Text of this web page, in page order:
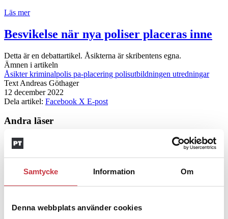
Samtycke Information Om
Denna webbplats använder cookies
Läs mer
Besvikelse när nya poliser placeras inne
Detta är en debattartikel. Åsikterna är skribentens egna.
Ämnen i artikeln
Åsikterkriminalpolis pa-placering polisutbildningen utredningar
Text Andreas Göthager
12 december 2022
Dela artikel: Facebook X E-post
Andra läser
3 juni 2026
Klart: Ingångslönen höjs med 2 300
kronor